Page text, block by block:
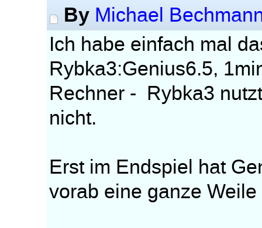
By Michael
Ich habe einfach mal
Rybka3:Genius6.5,
Rechner - Rybka3
nicht.
Erst im Endspiel hat
vorab eine ganze